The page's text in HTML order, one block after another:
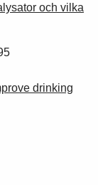
och vilka
drinking